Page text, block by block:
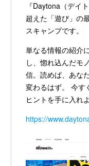
『Daytona（デイ
超えた「遊び」の
スキャンプです。
単なる情報の紹介
し、惚れ込んだモ
信。読めば、あな
変わるはず。 今す
ヒントを手に入れよ
https://